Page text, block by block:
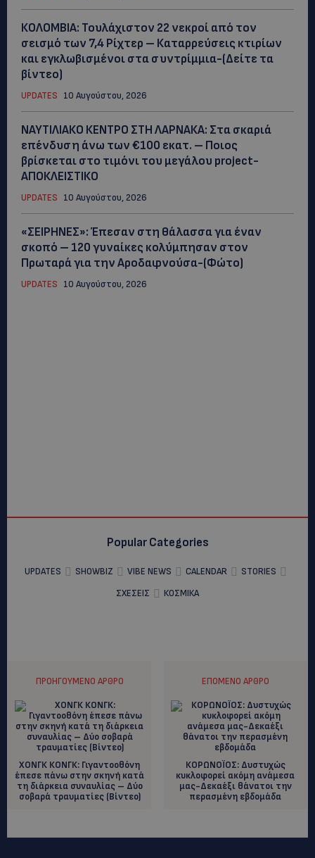
ΚΟΛΟΜΒΙΑ: Τουλάχιστον 22 νεκροί από τον
σεισμό των 7,4 Ρίχτερ – Καταρρεύσεις κτιρίων
και εγκλωβισμένοι στα συντρίμμια-(Δείτε τα
βίντεο)
UPDATES 10 Αυγούστου, 2026
ΝΑΥΤΙΛΙΑΚΟ ΚΕΝΤΡΟ ΣΤΗ ΛΑΡΝΑΚΑ: Στα σκαριά
επένδυση άνω των €100 εκατ. – Ποιος
βρίσκεται στο τιμόνι του μεγάλου project-
ΑΠΟΚΛΕΙΣΤΙΚΟ
UPDATES 10 Αυγούστου, 2026
«ΣΕΙΡΗΝΕΣ»: Έπεσαν στη θάλασσα για έναν
σκοπό – 120 γυναίκες κολύμπησαν στον
Πρωταρά για την Αροδαφνούσα-(Φώτο)
UPDATES 10 Αυγούστου, 2026
Popular Categories
UPDATES SHOWBIZ VIBE NEWS CALENDAR
STORIES
ΣΧΕΣΕΙΣ
ΚΟΣΜΙΚΑ
ΠΡΟΗΓΟΎΜΕΝΟ ΆΡΘΡΟ
ΧΟΝΓΚ ΚΟΝΓΚ: Γιγαντοοθόνη
έπεσε πάνω στην σκηνή κατά
τη διάρκεια συναυλίας – Δύο
σοβαρά τραυματίες (Βίντεο)
ΕΠΌΜΕΝΟ ΆΡΘΡΟ
ΚΟΡΩΝΟΪΟΣ: Δυστυχώς
κυκλοφορεί ακόμη ανάμεσα
μας-Δεκαέξι θάνατοι την
περασμένη εβδομάδα